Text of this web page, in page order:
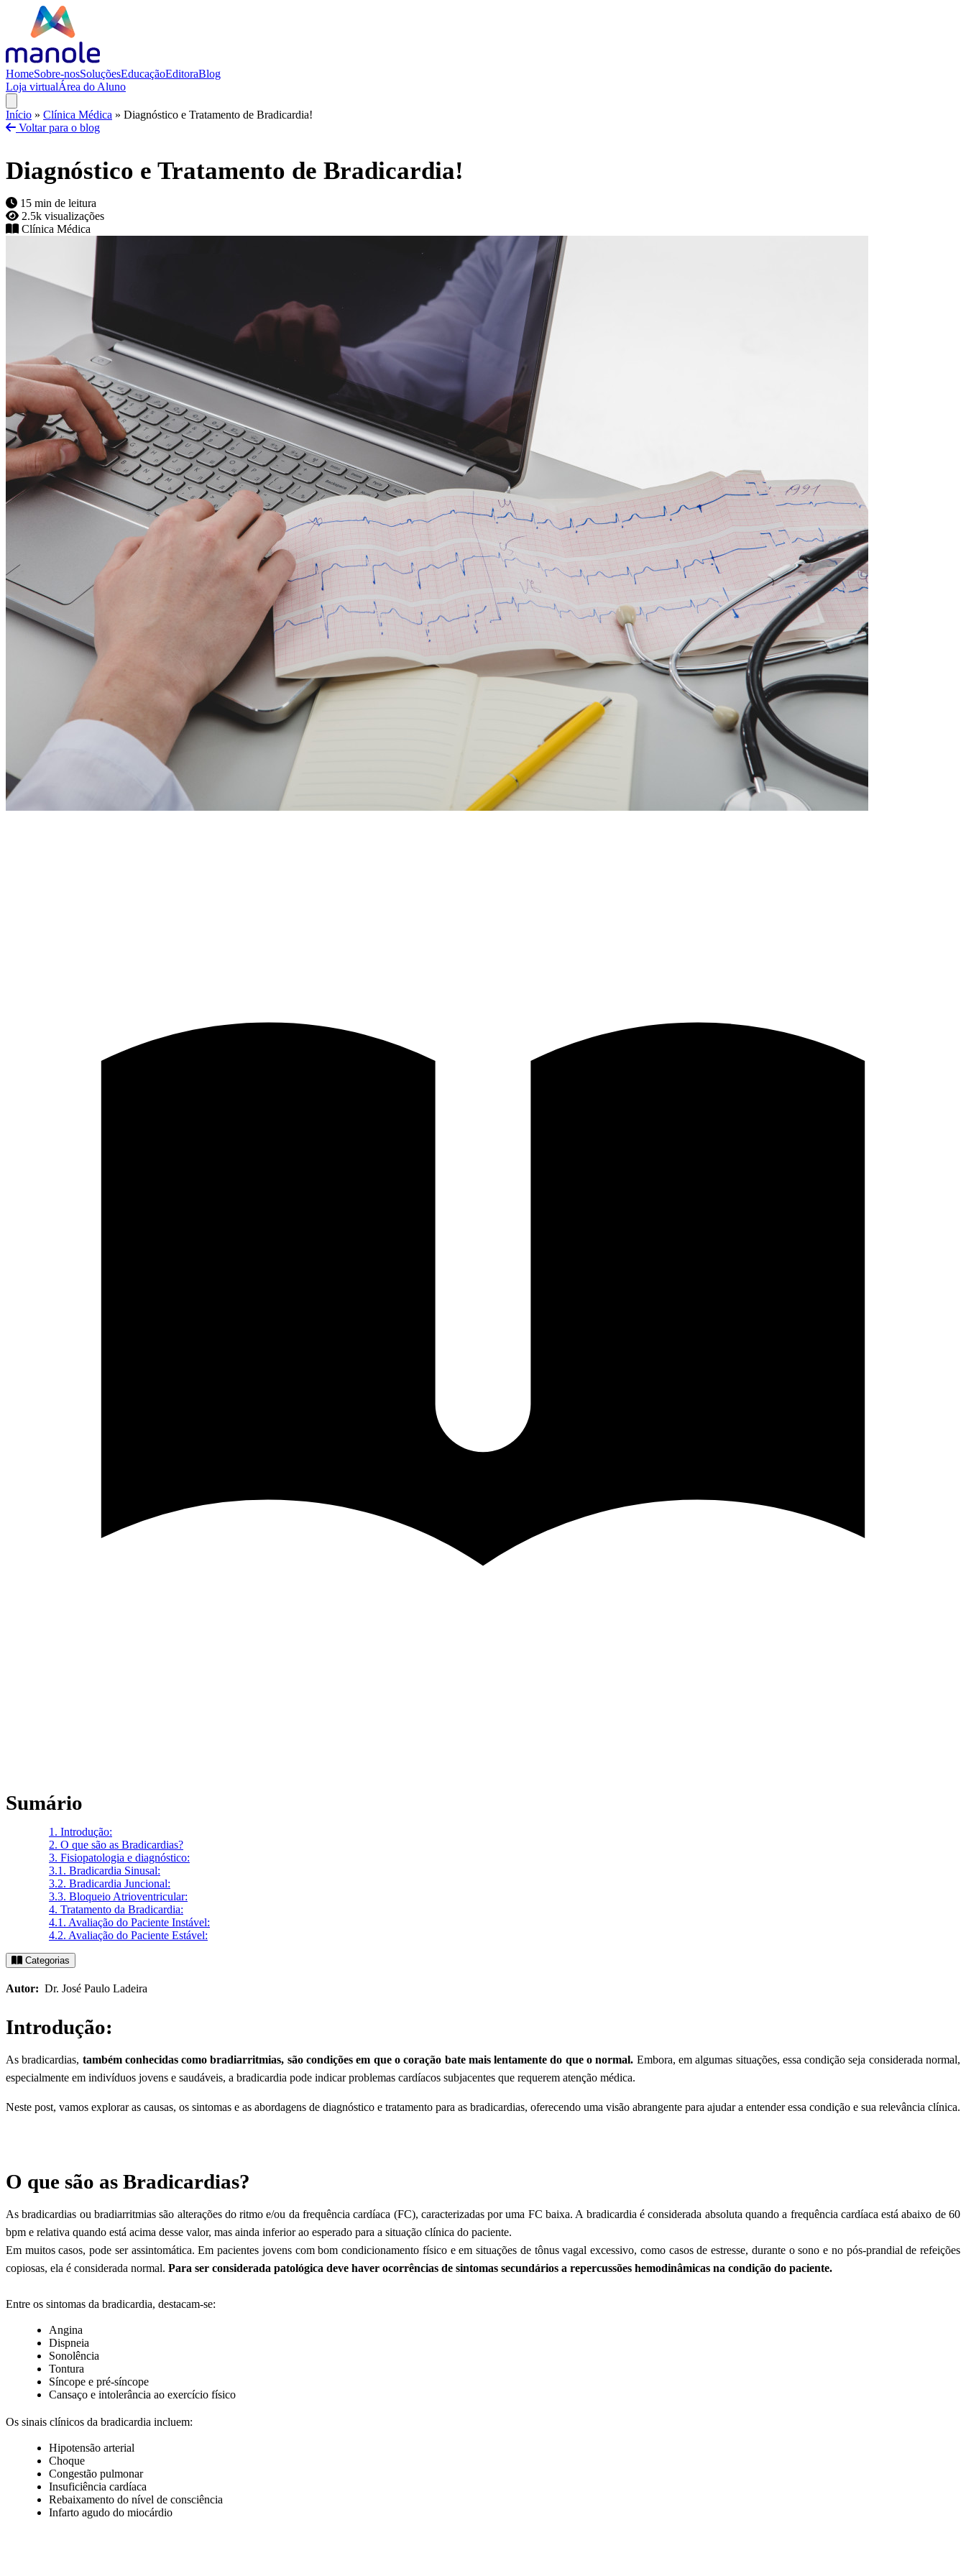
HomeSobre-nosSoluçõesEducaçãoEditoraBlog
Loja virtualÁrea do Aluno
Início » Clínica Médica » Diagnóstico e Tratamento de Bradicardia!
Voltar para o blog
Diagnóstico e Tratamento de Bradicardia!
15 min de leitura
2.5k visualizações
Clínica Médica
Sumário
1. Introdução:
2. O que são as Bradicardias?
3. Fisiopatologia e diagnóstico:
3.1. Bradicardia Sinusal:
3.2. Bradicardia Juncional:
3.3. Bloqueio Atrioventricular:
4. Tratamento da Bradicardia:
4.1. Avaliação do Paciente Instável:
4.2. Avaliação do Paciente Estável:
Categorias
Autor: Dr. José Paulo Ladeira
Introdução:
As bradicardias, também conhecidas como bradiarritmias, são condições em que o coração bate mais lentamente do que o normal. Embora, em algumas situações, essa condição seja considerada normal,
especialmente em indivíduos jovens e saudáveis, a bradicardia pode indicar problemas cardíacos subjacentes que requerem atenção médica.
Neste post, vamos explorar as causas, os sintomas e as abordagens de diagnóstico e tratamento para as bradicardias, oferecendo uma visão abrangente para ajudar a entender essa condição e sua relevância clínica.
O que são as Bradicardias?
As bradicardias ou bradiarritmias são alterações do ritmo e/ou da frequência cardíaca (FC), caracterizadas por uma FC baixa. A bradicardia é considerada absoluta quando a frequência cardíaca está abaixo de 60
bpm e relativa quando está acima desse valor, mas ainda inferior ao esperado para a situação clínica do paciente.
Em muitos casos, pode ser assintomática. Em pacientes jovens com bom condicionamento físico e em situações de tônus vagal excessivo, como casos de estresse, durante o sono e no pós-prandial de refeições
copiosas, ela é considerada normal. Para ser considerada patológica deve haver ocorrências de sintomas secundários a repercussões hemodinâmicas na condição do paciente.
Entre os sintomas da bradicardia, destacam-se:
Angina
Dispneia
Sonolência
Tontura
Síncope e pré-síncope
Cansaço e intolerância ao exercício físico
Os sinais clínicos da bradicardia incluem:
Hipotensão arterial
Choque
Congestão pulmonar
Insuficiência cardíaca
Rebaixamento do nível de consciência
Infarto agudo do miocárdio